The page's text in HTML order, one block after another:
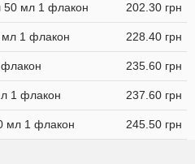
50 мл 1 флакон 202.30 грн
1 флакон 228.40 грн
235.60 грн
1 флакон 237.60 грн
мл 1 флакон 245.50 грн